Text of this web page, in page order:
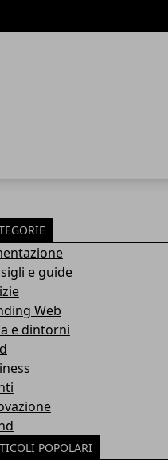
e guide
Web
e dintorni
POPOLARI